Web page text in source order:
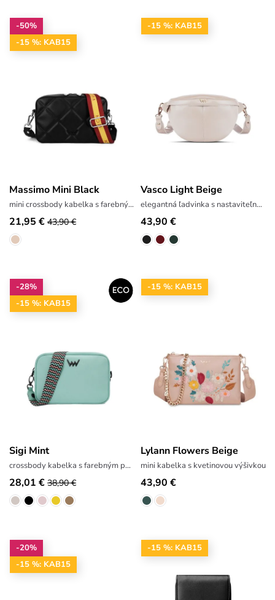
-50%
-15 %: KAB15
Massimo Mini Black
mini crossbody kabelka s farebným popruhom
21,95 € 43,90 €
-15 %: KAB15
Vasco Light Beige
elegantná ľadvinka s nastaviteľným popruhom
43,90 €
-28%
-15 %: KAB15
Sigi Mint
crossbody kabelka s farebným popruhom
28,01 € 38,90 €
-15 %: KAB15
Lylann Flowers Beige
mini kabelka s kvetinovou výšivkou
43,90 €
-20%
-15 %: KAB15
-15 %: KAB15